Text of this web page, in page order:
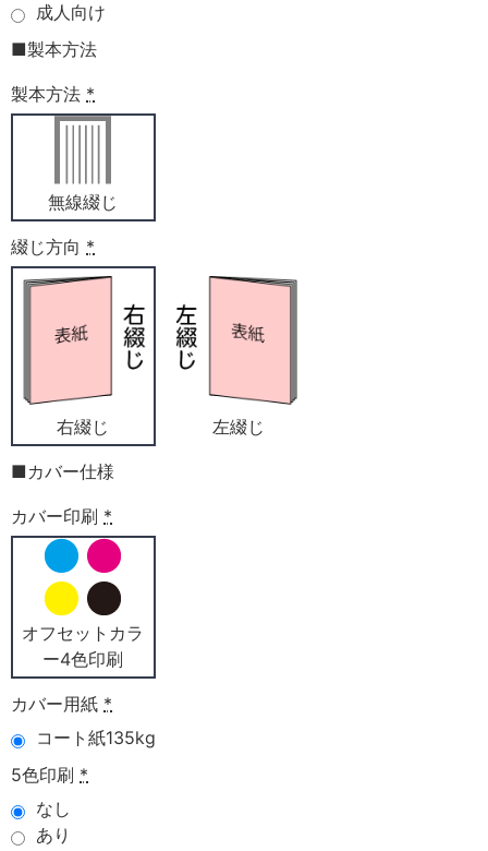
成人向け
■製本方法
製本方法 *
無線綴じ
綴じ方向 *
右綴じ 左綴じ
■カバー仕様
カバー印刷 *
オフセットカラ
ー4色印刷
カバー用紙 *
コート紙135kg
5色印刷 *
なし
あり